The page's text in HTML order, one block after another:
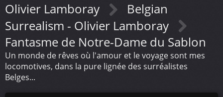
Olivier Lamboray
Belgian
Surrealism - Olivier Lamboray
Fantasme de Notre-Dame du Sablon
Un monde de rêves où l'amour et le voyage sont mes
locomotives, dans la pure lignée des surréalistes
Belges...